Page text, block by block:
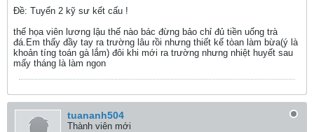
Ðề: Tuyển 2 kỹ sư kết cấu !
thế họa viên lương lậu thế nào bác đừng bảo chỉ đủ tiền uống trà
đá.Em thấy đầy tay ra trường lâu rồi nhưng thiết kế tòan làm bừa(ý là
khoản tíng toán gà lắm) đôi khi mới ra trường nhưng nhiệt huyết sau
mấy tháng là làm ngon
tuananh504
Thành viên mới